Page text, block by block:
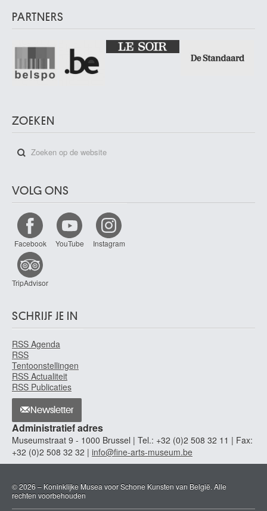
PARTNERS
ZOEKEN
VOLG ONS
Facebook YouTube Instagram
TripAdvisor
SCHRIJF JE IN
RSS Agenda
RSS
Tentoonstellingen
RSS Actualiteit
RSS Publicaties
Newsletter
Administratief adres
Museumstraat 9 - 1000 Brussel | Tel.: +32 (0)2 508 32 11 | Fax:
+32 (0)2 508 32 32 | info@fine-arts-museum.be
© 2026 – Koninklijke Musea voor Schone Kunsten van België. Alle
rechten voorbehouden